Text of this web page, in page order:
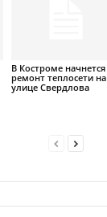
В Костроме начнется
ремонт теплосети на
улице Свердлова